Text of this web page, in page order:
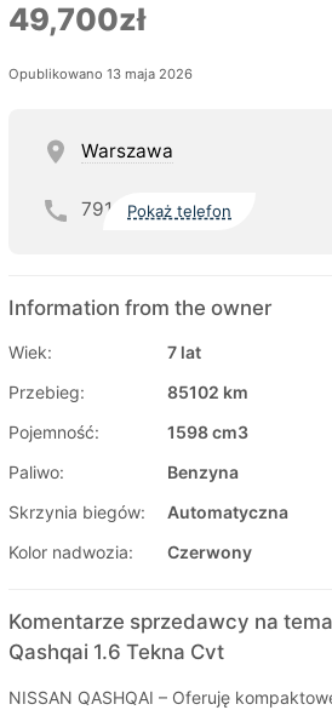
49,700zł
Opublikowano 13 maja 2026
Warszawa
791 Pokaż telefon
Information from the owner
Wiek:
7 lat
Przebieg:
85102 km
Pojemność:
1598 cm3
Paliwo:
Benzyna
Skrzynia biegów:
Automatyczna
Kolor nadwozia:
Czerwony
Komentarze sprzedawcy na
Qashqai 1.6 Tekna Cvt
NISSAN QASHQAI – Oferuję